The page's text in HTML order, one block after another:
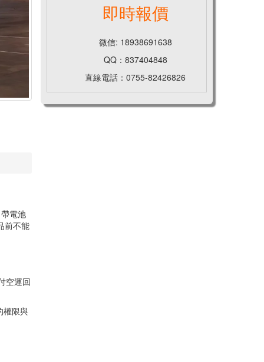
電池
前不能
空運回
權限與
即時報價
微信: 18938691638
QQ：837404848
直線電話：0755-82426826